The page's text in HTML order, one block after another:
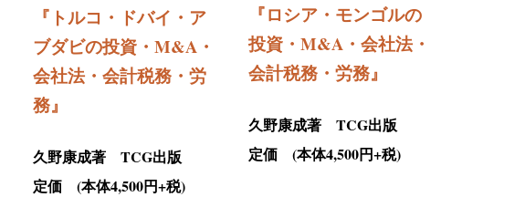
『トルコ・ドバイ・ア
ブダビの投資・M&A・
会社法・会計税務・労
務』
久野康成著 TCG出版
定価 (本体4,500円+税)
『ロシア・モンゴルの
投資・M&A・会社法・
会計税務・労務』
久野康成著 TCG出版
定価 (本体4,500円+税)